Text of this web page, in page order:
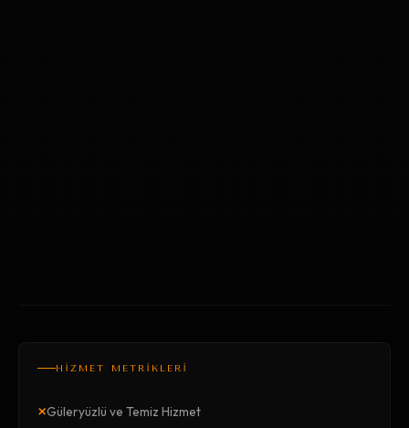
HİZMET METRİKLERİ
×Güleryüzlü ve Temiz Hizmet